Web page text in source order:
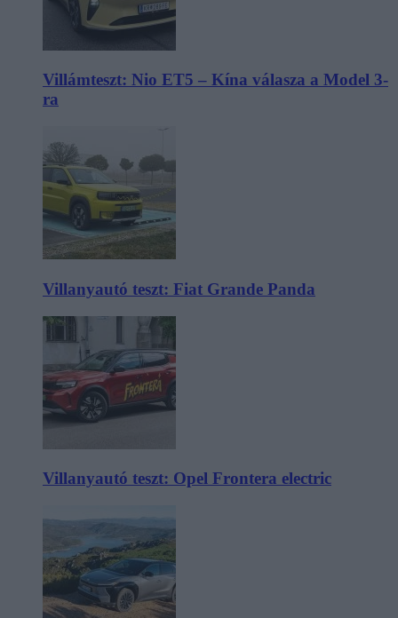
Villámteszt: Nio ET5 – Kína válasza a Model 3-
ra
Villanyautó teszt: Fiat Grande Panda
Villanyautó teszt: Opel Frontera electric